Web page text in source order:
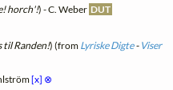
horch'!) - C. Weber DUT
til Randen!) (from Lyriske Digte- Viser
[x] ⊗